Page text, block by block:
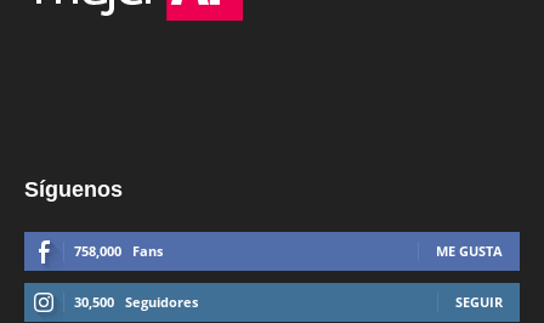
Síguenos
758,000 Fans ME GUSTA
30,500 Seguidores SEGUIR